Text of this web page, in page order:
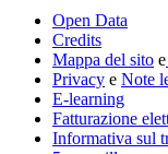
Open Data
Credits
Mappa del sito e
Privacy e Note
E-learning
Fatturazione
Informativa sul